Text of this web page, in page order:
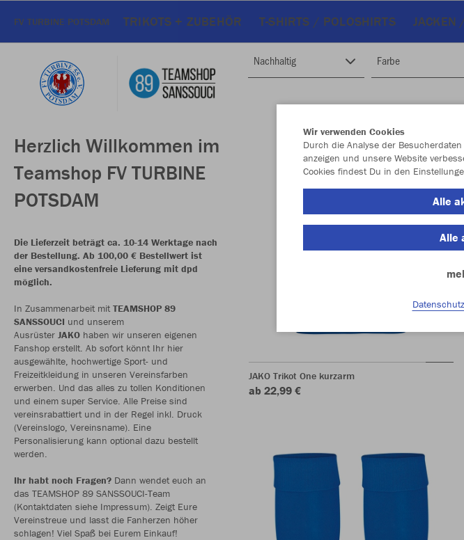
FV TURBINE POTSDAM TRIKOTS + ZUBEHÖR T-SHIRTS / POLOSHIRTS JACKEN
Herzlich Willkommen im
Teamshop FV TURBINE
POTSDAM
Die Lieferzeit beträgt ca. 10-14 Werktage nach
der Bestellung. Ab 100,00 € Bestellwert ist
eine versandkostenfreie Lieferung mit dpd
möglich.
In Zusammenarbeit mit TEAMSHOP 89
SANSSOUCI und unserem
Ausrüster JAKO haben wir unseren eigenen
Fanshop erstellt. Ab sofort könnt Ihr hier
ausgewählte, hochwertige Sport- und
Freizeitkleidung in unseren Vereinsfarben
erwerben. Und das alles zu tollen Konditionen
und einem super Service. Alle Preise sind
vereinsrabattiert und in der Regel inkl. Druck
(Vereinslogo, Vereinsname). Eine
Personalisierung kann optional dazu bestellt
werden.
Ihr habt noch Fragen? Dann wendet euch an
das TEAMSHOP 89 SANSSOUCI-Team
(Kontaktdaten siehe Impressum). Zeigt Eure
Vereinstreue und lasst die Fanherzen höher
schlagen! Viel Spaß bei Eurem Einkauf!
Nachhaltig Farbe
JAKO Trikot One kurzarm
ab 22,99 €
Wir verwenden Cookies
Durch die Analyse der
anzeigen und unsere Website
Cookies findest Du in den
Alle
Alle
Datenschutz